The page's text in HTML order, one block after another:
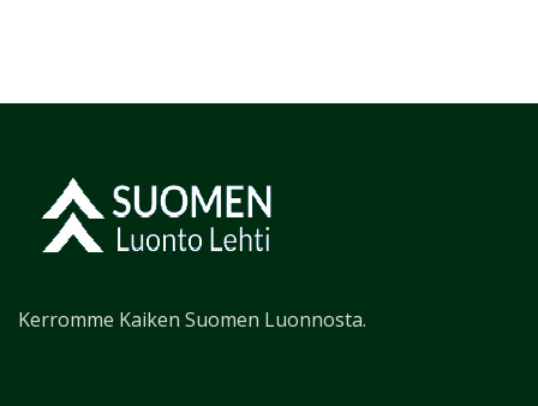
Kerromme Kaiken Suomen Luonnosta.